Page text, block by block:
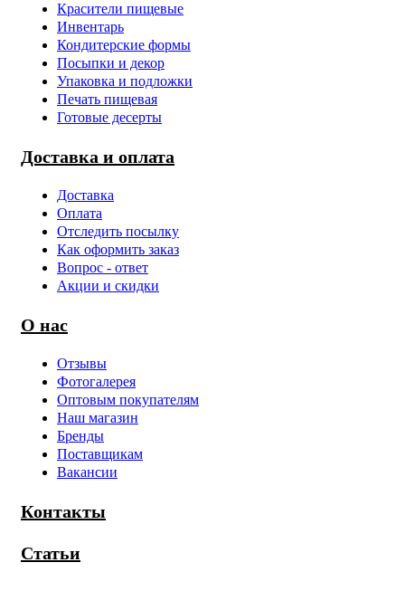
Красители пищевые
Инвентарь
Кондитерские формы
Посыпки и декор
Упаковка и подложки
Печать пищевая
Готовые десерты
Доставка и оплата
Доставка
Оплата
Отследить посылку
Как оформить заказ
Вопрос - ответ
Акции и скидки
О нас
Отзывы
Фотогалерея
Оптовым покупателям
Наш магазин
Бренды
Поставщикам
Вакансии
Контакты
Статьи